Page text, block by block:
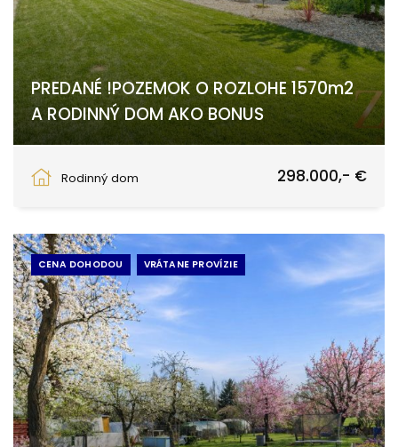
PREDANÉ !POZEMOK O ROZLOHE 1570m2
A RODINNÝ DOM AKO BONUS
Rodinný dom
298.000,- €
CENA DOHODOU VRÁTANE PROVÍZIE